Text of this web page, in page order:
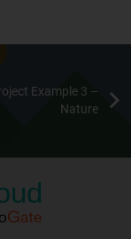
Example 3 –
Nature
sein. Um dies
die
beziehen. Als
angesehen, die